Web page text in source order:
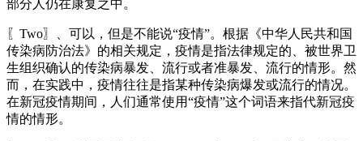
部分人仍在康复之中。
〖Two〗、可以，但是不能说“疫情”。根据《中华人民共和国
传染病防治法》的相关规定，疫情是指法律规定的、被世界卫
生组织确认的传染病暴发、流行或者准暴发、流行的情形。然
而，在实践中，疫情往往是指某种传染病爆发或流行的情况。
在新冠疫情期间，人们通常使用“疫情”这个词语来指代新冠疫
情的情形。